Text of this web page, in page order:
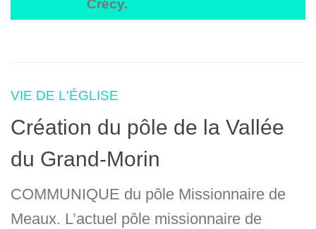
Crécy.
VIE DE L'ÉGLISE
Création du pôle de la Vallée
du Grand-Morin
COMMUNIQUE du pôle Missionnaire de
Meaux. L’actuel pôle missionnaire de